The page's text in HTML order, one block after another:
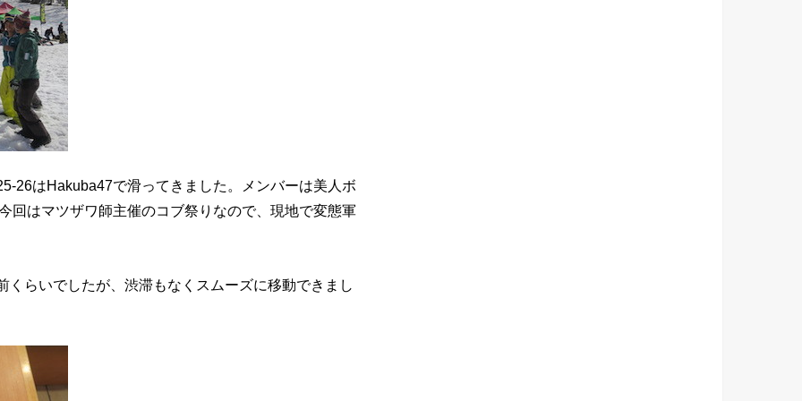
はHakuba47で滑ってきました。メンバーは美人ボ
回はマツザワ師主催のコブ祭りなので、現地で変態軍
らいでしたが、渋滞もなくスムーズに移動できまし